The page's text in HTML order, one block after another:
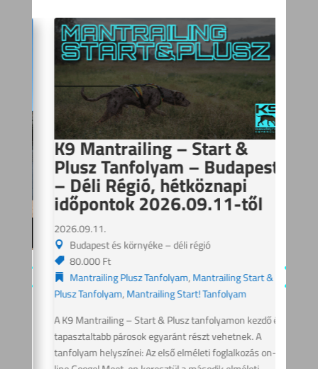
K9 Mantrailing – Start &
Plusz Tanfolyam – Budapest
– Déli Régió, hétköznapi
időpontok 2026.09.11-től
2026.09.11.
Budapest és környéke – déli régió
80.000 Ft
Mantrailing Plusz Tanfolyam,Mantrailing Start &
Plusz Tanfolyam,Mantrailing Start! Tanfolyam
A K9 Mantrailing – Start & Plusz tanfolyamon kezdő és
tapasztaltabb párosok egyaránt részt vehetnek. A
tanfolyam helyszínei: Az első elméleti foglalkozás on-